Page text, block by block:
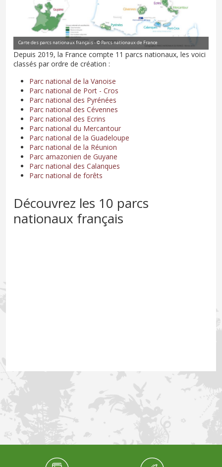
Carte des parcs nationaux français - © Parcs nationaux de France
Depuis 2019, la France compte 11 parcs nationaux, les voici
classés par ordre de création :
Parc national de la Vanoise
Parc national de Port - Cros
Parc national des Pyrénées
Parc national des Cévennes
Parc national des Ecrins
Parc national du Mercantour
Parc national de la Guadeloupe
Parc national de la Réunion
Parc amazonien de Guyane
Parc national des Calanques
Parc national de forêts
Découvrez les 10 parcs
nationaux français
Médiathèque Footer